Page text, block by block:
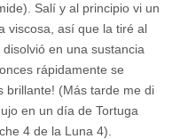
Salí y al principio vi un
viscosa, así que la tiré al
en una sustancia
rápidamente se
brillante! (Más tarde me di
en un día de Tortuga
4 de la Luna 4).